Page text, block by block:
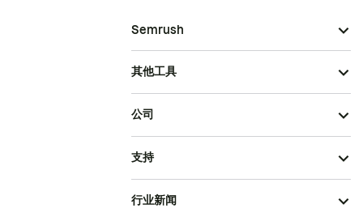
Semrush
其他工具
公司
支持
行业新闻